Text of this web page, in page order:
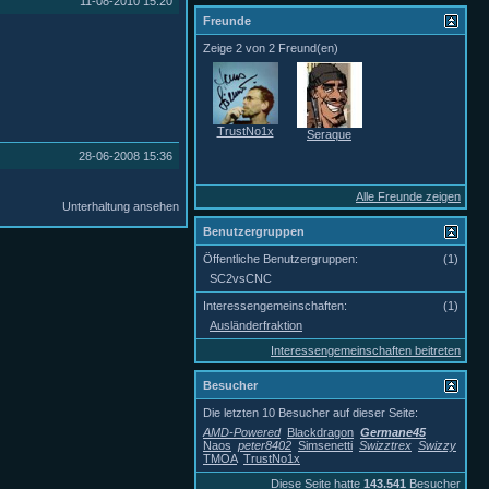
28-06-2008 15:36
Unterhaltung ansehen
Freunde
Zeige 2 von 2 Freund(en)
TrustNo1x Seraque
Alle Freunde zeigen
Benutzergruppen
(1)
Öffentliche Benutzergruppen:
SC2vsCNC
(1)
Interessengemeinschaften:
Ausländerfraktion
Interessengemeinschaften beitreten
Besucher
Die letzten 10 Besucher auf dieser Seite:
AMD-Powered Blackdragon Germane45
Naos peter8402 Simsenetti Swizztrex Swizzy
TMOA TrustNo1x
Diese Seite hatte 143.541 Besucher